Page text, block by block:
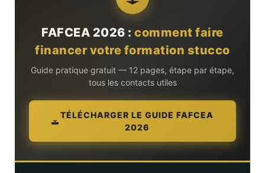
FAFCEA 2026 :comment faire
financer votre formation stucco
Guide pratique gratuit — 12 pages, étape par étape,
tous les contacts utiles
TÉLÉCHARGER LE GUIDE FAFCEA
2026